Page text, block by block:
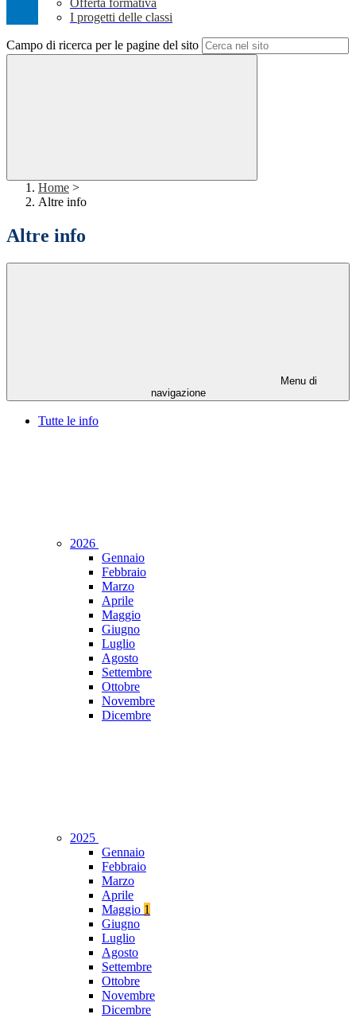
Offerta formativa
I progetti delle classi
Campo di ricerca per le pagine del sito
Home >
Altre info
Altre info
Menu di
navigazione
Tutte le info
2026
Gennaio
Febbraio
Marzo
Aprile
Maggio
Giugno
Luglio
Agosto
Settembre
Ottobre
Novembre
Dicembre
2025
Gennaio
Febbraio
Marzo
Aprile
Maggio 1
Giugno
Luglio
Agosto
Settembre
Ottobre
Novembre
Dicembre